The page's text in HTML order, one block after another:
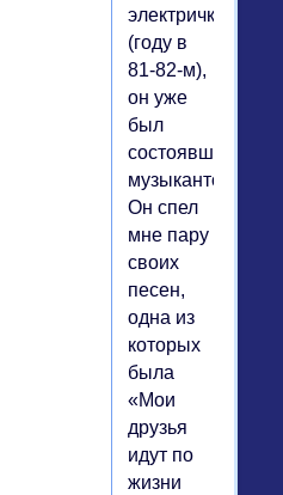
электричке
(году в
81-82-м),
он уже
был
состоявшимся
музыкантом.
Он спел
мне пару
своих
песен,
одна из
которых
была
«Мои
друзья
идут по
жизни